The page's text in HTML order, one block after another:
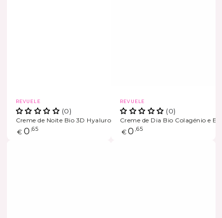
Marca
REVUELE
(0)
Creme de Noite Bio 3D Hyaluron
Preço
€ 0 ,65
Marca
REVUELE
(0)
Creme de Dia Bio Colagénio e
Preço
€ 0 ,65